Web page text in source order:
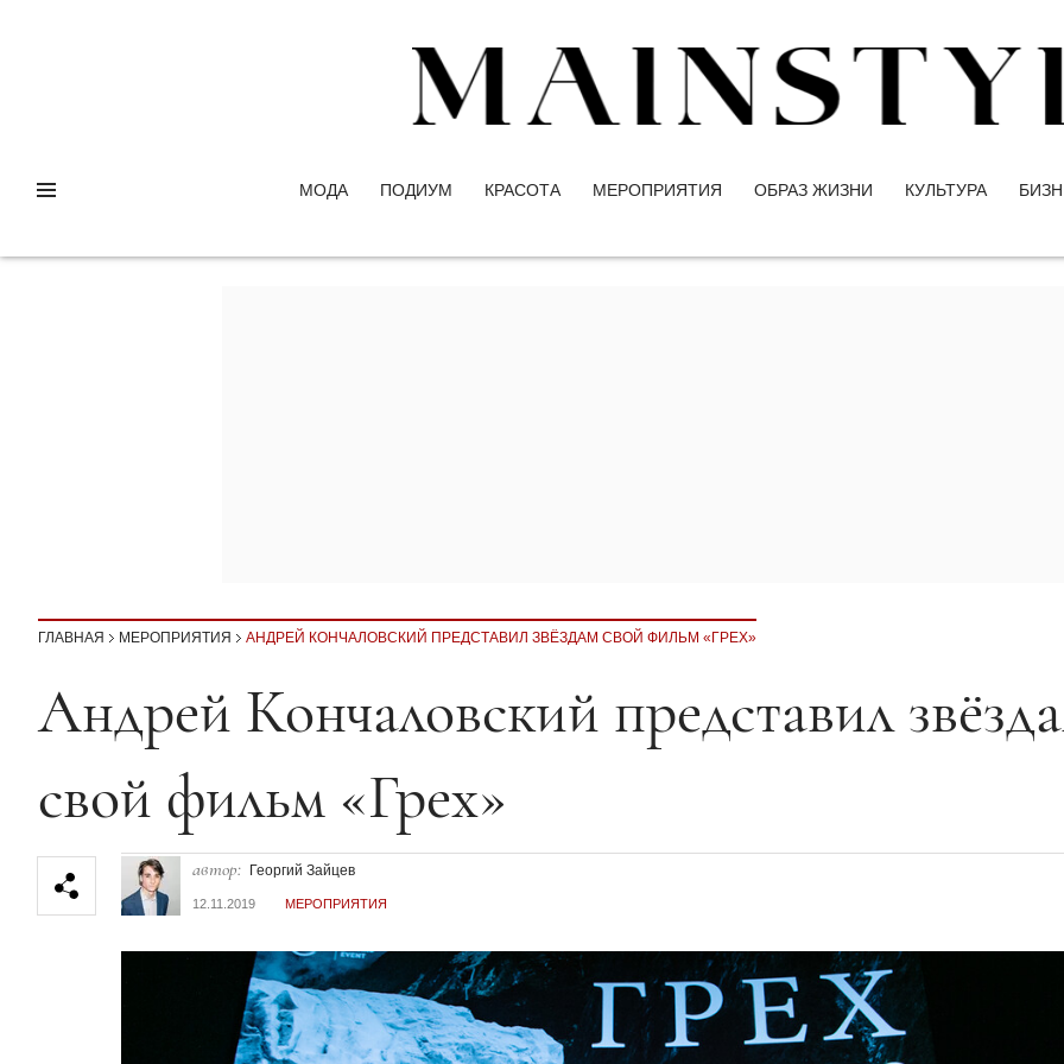
МОДА ПОДИУМ КРАСОТА МЕРОПРИЯТИЯ ОБРАЗ ЖИЗНИ КУЛЬТУРА
ГЛАВНАЯ МЕРОПРИЯТИЯ АНДРЕЙ КОНЧАЛОВСКИЙ ПРЕДСТАВИЛ ЗВЁЗДАМ СВОЙ ФИЛЬМ «ГРЕХ»
Секция статей
Андрей Кончаловский представил
свой фильм «Грех»
автор: Георгий Зайцев
12.11.2019 МЕРОПРИЯТИЯ